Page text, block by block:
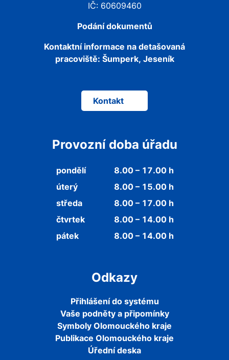
IČ: 60609460
Podání dokumentů
Kontaktní informace na detašovaná
pracoviště: Šumperk, Jeseník
Kontakt
Provozní doba úřadu
pondělí
8.00 – 17.00 h
úterý
8.00 – 15.00 h
středa
8.00 – 17.00 h
čtvrtek
8.00 – 14.00 h
pátek
8.00 – 14.00 h
Odkazy
Přihlášení do systému
Vaše podněty a připomínky
Symboly Olomouckého kraje
Publikace Olomouckého kraje
Úřední deska